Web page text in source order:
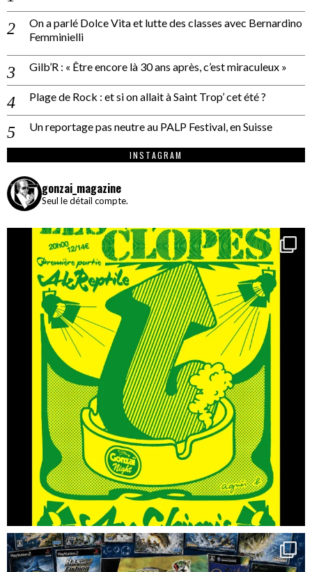
On a parlé Dolce Vita et lutte des classes avec Bernardino
Femminielli
Gilb’R : « Être encore là 30 ans après, c’est miraculeux »
Plage de Rock : et si on allait à Saint Trop’ cet été ?
Un reportage pas neutre au PALP Festival, en Suisse
INSTAGRAM
gonzai_magazine
Seul le détail compte.